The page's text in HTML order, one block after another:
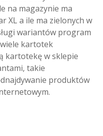
na magazynie ma
XL a ile ma zielonych w
wariantów program
wiele kartotek
kartotekę w sklepie
takie
produktów